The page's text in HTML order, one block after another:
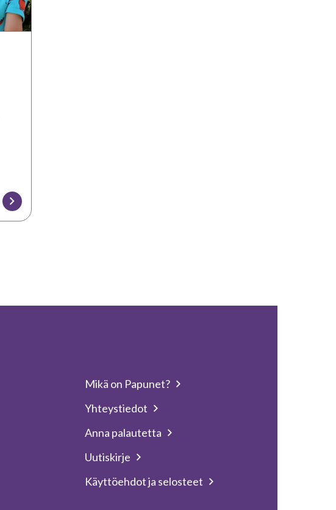
Mikä on Papunet?
Yhteystiedot
Anna palautetta
Uutiskirje
Käyttöehdot ja selosteet